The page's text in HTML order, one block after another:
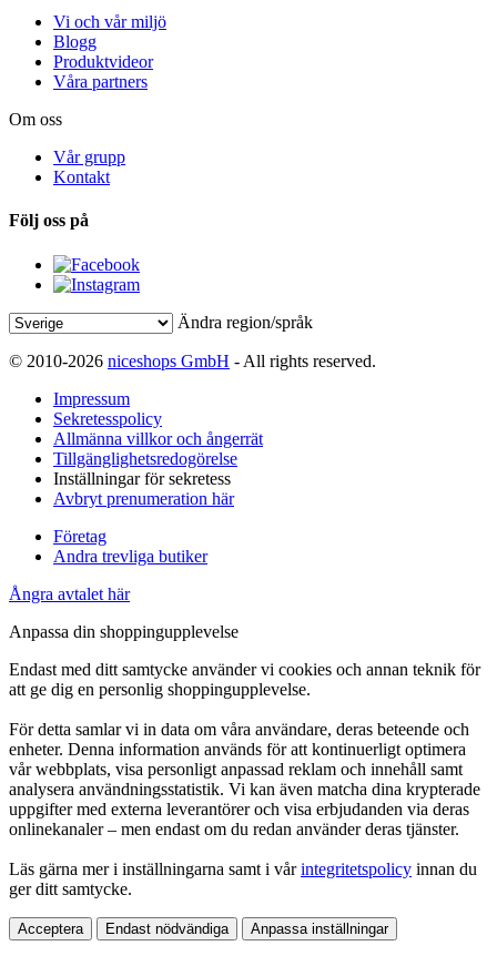
Vi och vår miljö
Blogg
Produktvideor
Våra partners
Om oss
Vår grupp
Kontakt
Följ oss på
Ändra region/språk
© 2010-2026 niceshops GmbH - All rights reserved.
Impressum
Sekretesspolicy
Allmänna villkor och ångerrät
Tillgänglighetsredogörelse
Inställningar för sekretess
Avbryt prenumeration här
Företag
Andra trevliga butiker
Ångra avtalet här
Anpassa din shoppingupplevelse
Endast med ditt samtycke använder vi cookies och annan teknik för
att ge dig en personlig shoppingupplevelse.
För detta samlar vi in data om våra användare, deras beteende och
enheter. Denna information används för att kontinuerligt optimera
vår webbplats, visa personligt anpassad reklam och innehåll samt
analysera användningsstatistik. Vi kan även matcha dina krypterade
uppgifter med externa leverantörer och visa erbjudanden via deras
onlinekanaler – men endast om du redan använder deras tjänster.
Läs gärna mer i inställningarna samt i vårintegritetspolicy innan du
ger ditt samtycke.
Acceptera Endast nödvändiga Anpassa inställningar